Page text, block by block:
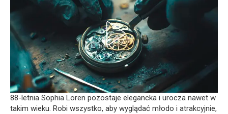
88-letnia Sophia Loren pozostaje elegancka i urocza nawet w
takim wieku. Robi wszystko, aby wyglądać młodo i atrakcyjnie,